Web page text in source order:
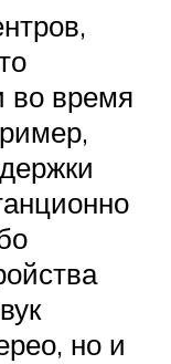
во время
но и